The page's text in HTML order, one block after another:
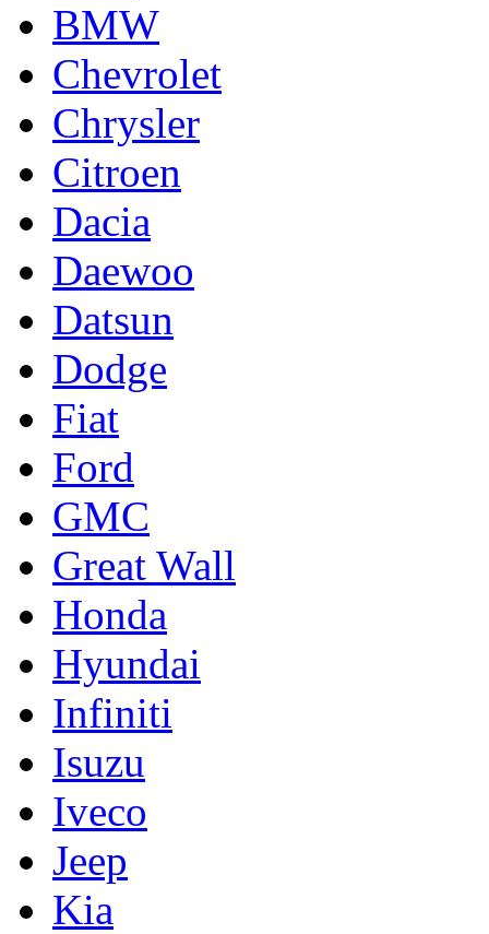
BMW
Chevrolet
Chrysler
Citroen
Dacia
Daewoo
Datsun
Dodge
Fiat
Ford
GMC
Great Wall
Honda
Hyundai
Infiniti
Isuzu
Iveco
Jeep
Kia